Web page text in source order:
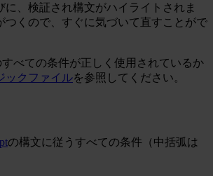
に、検証され構文がハイライトされま
つくので、すぐに気づいて直すことがで
べての条件が正しく使用されているか
ックファイルを参照してください。
の構文に従うすべての条件（中括弧は